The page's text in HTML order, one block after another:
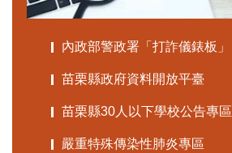
內政部警政署「打詐儀錶板」
苗栗縣政府資料開放平臺
苗栗縣30人以下學校公告專區
嚴重特殊傳染性肺炎專區